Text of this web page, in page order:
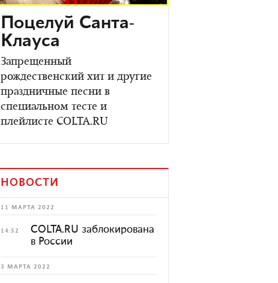
Поцелуй Санта-
Клауса
Запрещенный
рождественский хит и другие
праздничные песни в
специальном тесте и
плейлисте COLTA.RU
НОВОСТИ
11 МАРТА 2022
14:52
COLTA.RU заблокирована
в России
3 МАРТА 2022